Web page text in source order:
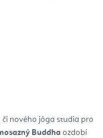
či nového jóga studia pro
Buddha ozdobí